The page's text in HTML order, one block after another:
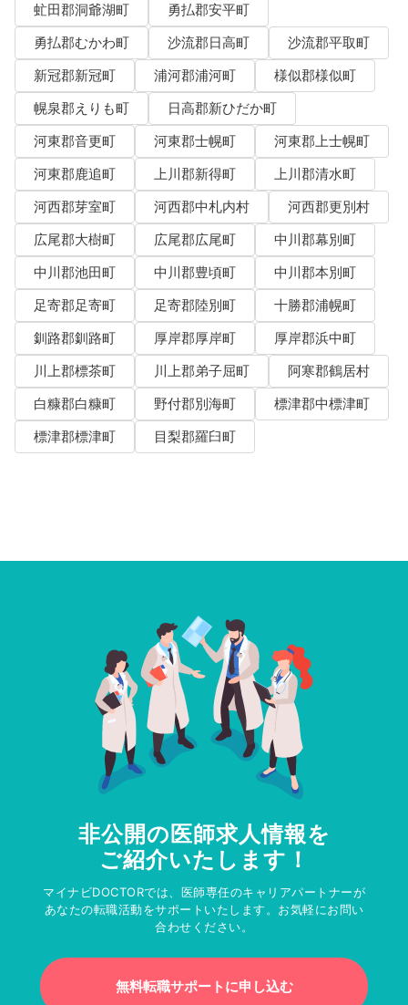
虻田郡洞爺湖町
勇払郡安平町
勇払郡むかわ町
沙流郡日高町
沙流郡平取町
新冠郡新冠町
浦河郡浦河町
様似郡様似町
幌泉郡えりも町
日高郡新ひだか町
河東郡音更町
河東郡士幌町
河東郡上士幌町
河東郡鹿追町
上川郡新得町
上川郡清水町
河西郡芽室町
河西郡中札内村
河西郡更別村
広尾郡大樹町
広尾郡広尾町
中川郡幕別町
中川郡池田町
中川郡豊頃町
中川郡本別町
足寄郡足寄町
足寄郡陸別町
十勝郡浦幌町
釧路郡釧路町
厚岸郡厚岸町
厚岸郡浜中町
川上郡標茶町
川上郡弟子屈町
阿寒郡鶴居村
白糠郡白糠町
野付郡別海町
標津郡中標津町
標津郡標津町
目梨郡羅臼町
非公開の医師求人情報を
ご紹介いたします！
マイナビDOCTORでは、医師専任のキャリアパートナーが
あなたの転職活動をサポートいたします。お気軽にお問い
合わせください。
無料転職サポートに申し込む